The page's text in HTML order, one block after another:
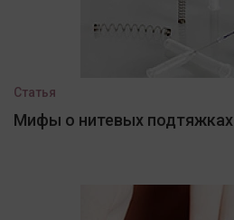
Статья
Мифы о нитевых подтяжках